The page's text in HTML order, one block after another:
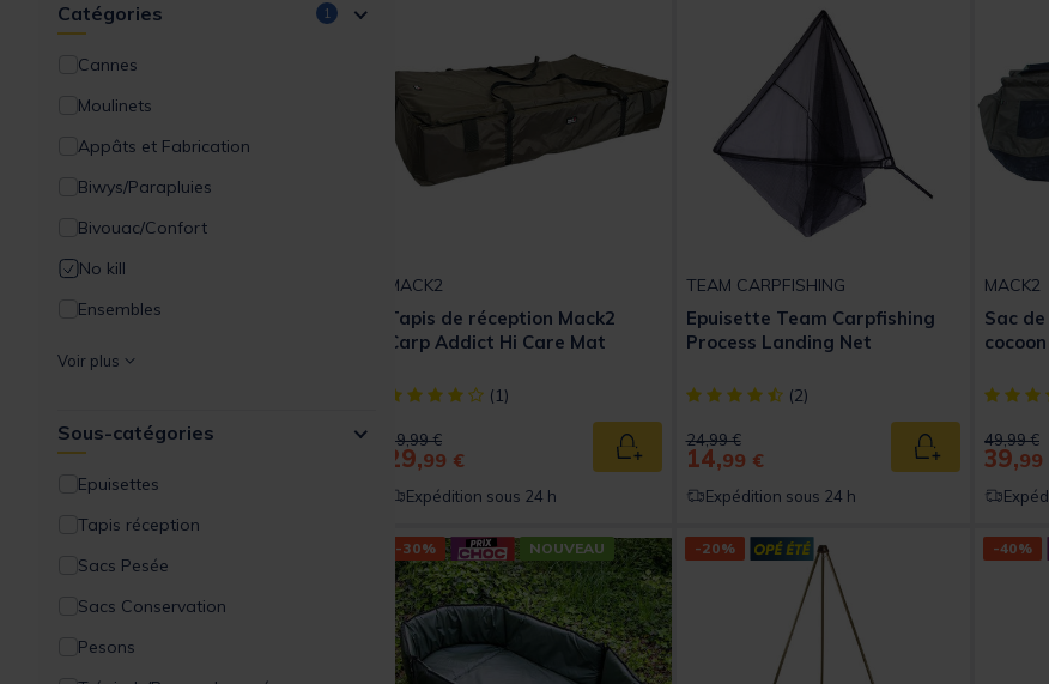
Catégories 1
Cannes
Moulinets
Appâts et Fabrication
Biwys/Parapluies
Bivouac/Confort
No kill
Ensembles
Packs
Bagagerie/Rangement
Détection
Supports Cannes
Vêtements
Voir plus
Sous-catégories
Epuisettes
Tapis réception
Sacs Pesée
Sacs Conservation
Pesons
MACK2
Tapis de réception Mack2
Carp Addict Hi Care Mat
[object Object] out of 5 Customer Rating
(1)
Price reduced from
59,99 €to
29,99 € Ajouter au panier
Expédition sous 24 h
TEAM CARPFISHING
Epuisette Team Carpfishing
Process Landing Net
[object Object] out of 5 Customer Rating
(2)
Price reduced from
24,99 €to
14,99 € Ajouter au
Expédition sous 24 h
MACK2
Sac
[object
Price
49,99 €to
39,99
-30% NOUVEAU -20% -40%